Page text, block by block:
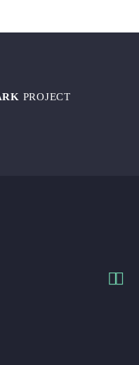
PROJECT
